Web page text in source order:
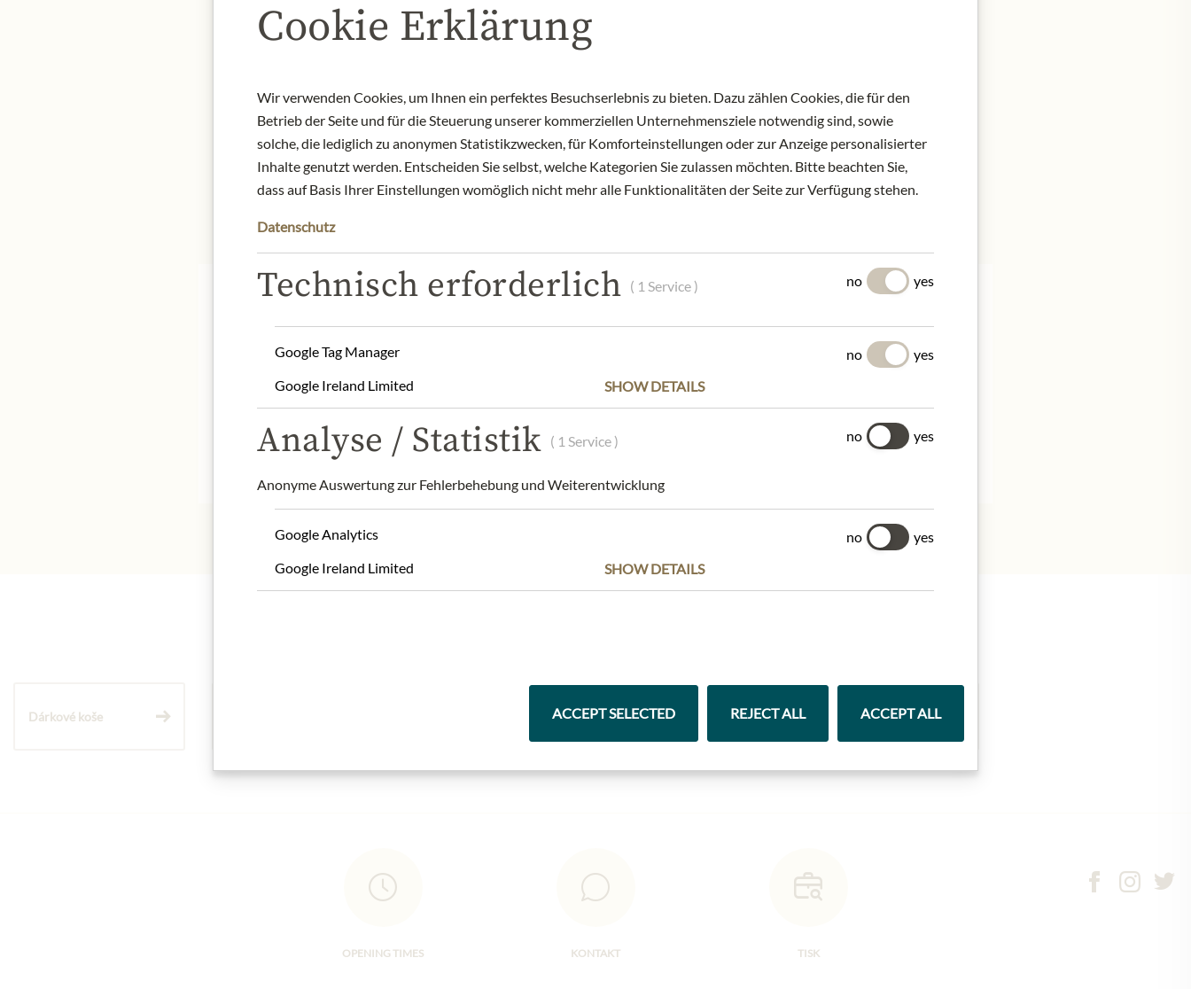
-
NYNÍ SKLADEM
Art.Nr.: 447762#1.000
Storage: Keep cool, dry and protected from light. After opening, store refrigerated and consume within days.
Contact: Staud's GmbH; Hubergasse 3, 1160 Vienna, Austria / +43 1 40688050 / office@stauds.com
* Wir bitten um Verständnis, dass das Produktdesign von der Abbildung abweichen kann.
Dárkové koše Vína Marmelády
OPENING TIMES KONTAKT TISK
Cookie Erklärung
Wir verwenden Cookies, um Ihnen ein perfektes Besuchserlebnis zu bieten. Dazu zählen Cookies, die für den
Betrieb der Seite und für die Steuerung unserer kommerziellen Unternehmensziele notwendig sind, sowie
solche, die lediglich zu anonymen Statistikzwecken, für Komforteinstellungen oder zur Anzeige personalisierter
Inhalte genutzt werden. Entscheiden Sie selbst, welche Kategorien Sie zulassen möchten. Bitte beachten Sie,
dass auf Basis Ihrer Einstellungen womöglich nicht mehr alle Funktionalitäten der Seite zur Verfügung stehen.
Datenschutz
Technisch erforderlich ( 1 Service ) no yes
Google Tag Manager no
yes
Google Ireland Limited
SHOW DETAILS
Analyse / Statistik ( 1 Service )
Anonyme Auswertung zur Fehlerbehebung und Weiterentwicklung
no yes
Google Analytics no
yes
Google Ireland Limited
SHOW DETAILS
ACCEPT SELECTED REJECT ALL ACCEPT ALL